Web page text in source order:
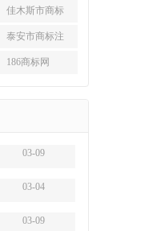
(股权工商变
佳木斯市商标
注册
泰安市商标注
册
186商标网
03-09
03-04
03-09